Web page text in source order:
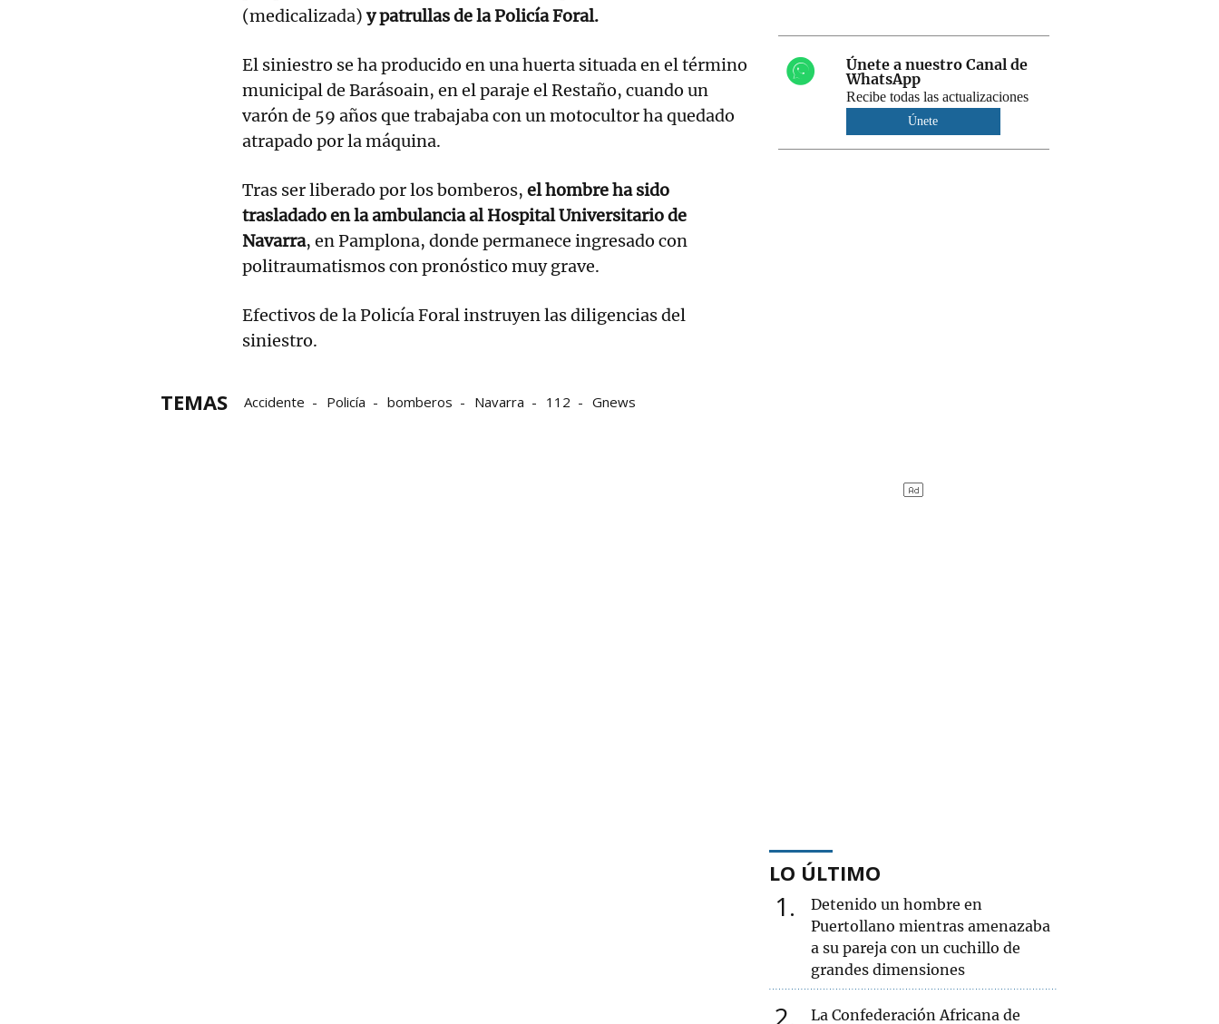
(medicalizada) y patrullas de la Policía Foral.
El siniestro se ha producido en una huerta situada en el término
municipal de Barásoain, en el paraje el Restaño, cuando un
varón de 59 años que trabajaba con un motocultor ha quedado
atrapado por la máquina.
Tras ser liberado por los bomberos, el hombre ha sido
trasladado en la ambulancia al Hospital Universitario de
Navarra, en Pamplona, donde permanece ingresado con
politraumatismos con pronóstico muy grave.
Efectivos de la Policía Foral instruyen las diligencias del
siniestro.
TEMAS Accidente Policía bomberos Navarra 112 Gnews
Únete a nuestro Canal de
WhatsApp
Recibe todas las actualizaciones
Únete
LO ÚLTIMO
1
Detenido un hombre en
Puertollano mientras amenazaba
a su pareja con un cuchillo de
grandes dimensiones
2
La Confederación Africana de